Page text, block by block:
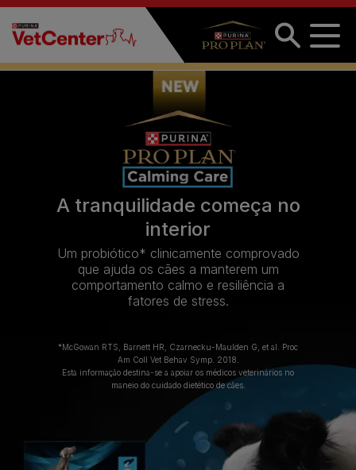
Passar para o conteúdo principal
A tranquilidade começa no
interior
Um probiótico* clinicamente comprovado
que ajuda os cães a manterem um
comportamento calmo e resiliência a
fatores de stress.
*McGowan RTS, Barnett HR, Czarnecku-Maulden G, et al. Proc
Am Coll Vet Behav Symp. 2018.
Esta informação destina-se a apoiar os médicos veterinários no
maneio do cuidado dietético de cães.